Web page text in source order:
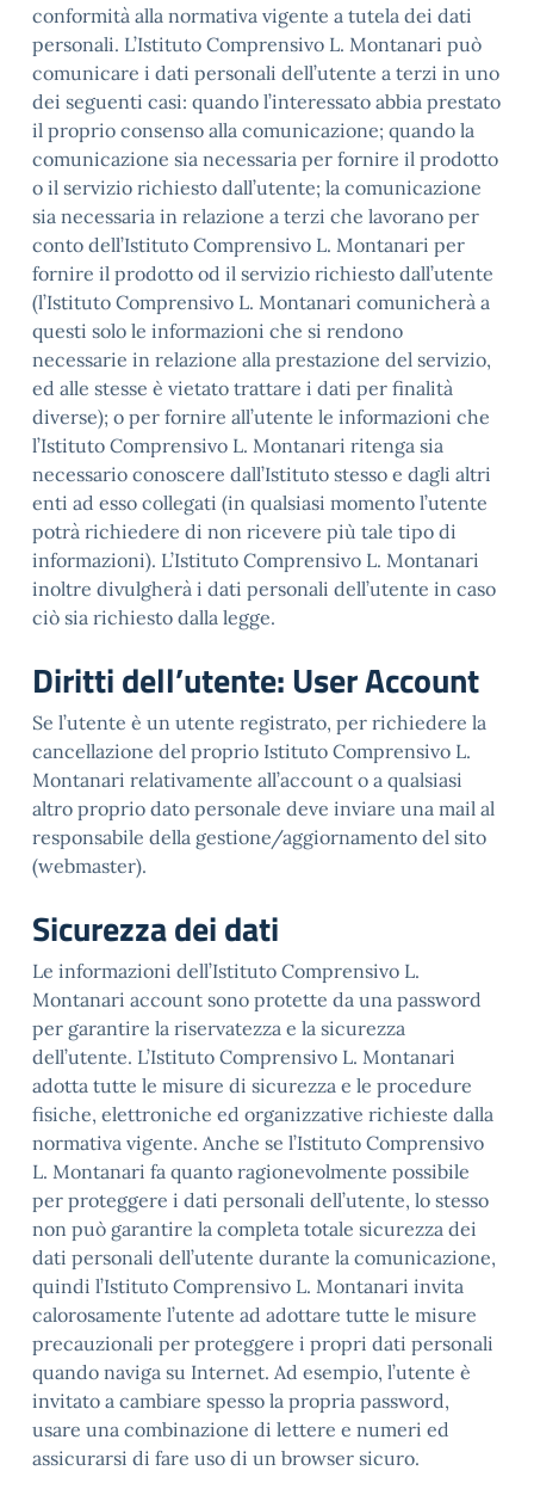
conformità alla normativa vigente a tutela dei dati
personali. L’Istituto Comprensivo L. Montanari può
comunicare i dati personali dell’utente a terzi in uno
dei seguenti casi: quando l’interessato abbia prestato
il proprio consenso alla comunicazione; quando la
comunicazione sia necessaria per fornire il prodotto
o il servizio richiesto dall’utente; la comunicazione
sia necessaria in relazione a terzi che lavorano per
conto dell’Istituto Comprensivo L. Montanari per
fornire il prodotto od il servizio richiesto dall’utente
(l’Istituto Comprensivo L. Montanari comunicherà a
questi solo le informazioni che si rendono
necessarie in relazione alla prestazione del servizio,
ed alle stesse è vietato trattare i dati per finalità
diverse); o per fornire all’utente le informazioni che
l’Istituto Comprensivo L. Montanari ritenga sia
necessario conoscere dall’Istituto stesso e dagli altri
enti ad esso collegati (in qualsiasi momento l’utente
potrà richiedere di non ricevere più tale tipo di
informazioni). L’Istituto Comprensivo L. Montanari
inoltre divulgherà i dati personali dell’utente in caso
ciò sia richiesto dalla legge.
Diritti dell’utente: User Account
Se l’utente è un utente registrato, per richiedere la
cancellazione del proprio Istituto Comprensivo L.
Montanari relativamente all’account o a qualsiasi
altro proprio dato personale deve inviare una mail al
responsabile della gestione/aggiornamento del sito
(webmaster).
Sicurezza dei dati
Le informazioni dell’Istituto Comprensivo L.
Montanari account sono protette da una password
per garantire la riservatezza e la sicurezza
dell’utente. L’Istituto Comprensivo L. Montanari
adotta tutte le misure di sicurezza e le procedure
fisiche, elettroniche ed organizzative richieste dalla
normativa vigente. Anche se l’Istituto Comprensivo
L. Montanari fa quanto ragionevolmente possibile
per proteggere i dati personali dell’utente, lo stesso
non può garantire la completa totale sicurezza dei
dati personali dell’utente durante la comunicazione,
quindi l’Istituto Comprensivo L. Montanari invita
calorosamente l’utente ad adottare tutte le misure
precauzionali per proteggere i propri dati personali
quando naviga su Internet. Ad esempio, l’utente è
invitato a cambiare spesso la propria password,
usare una combinazione di lettere e numeri ed
assicurarsi di fare uso di un browser sicuro.